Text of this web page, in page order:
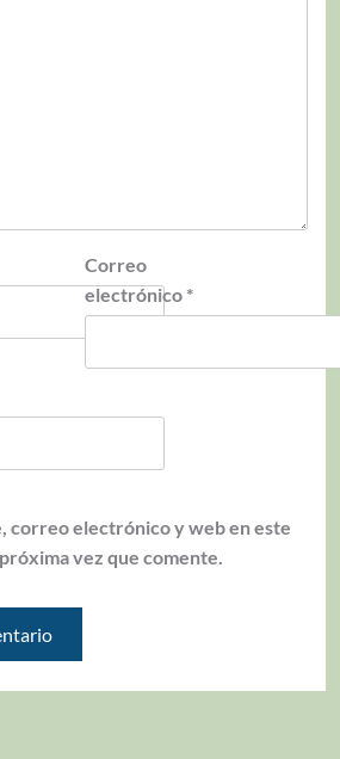
Correo
electrónico *
correo electrónico y web en este
vez que comente.